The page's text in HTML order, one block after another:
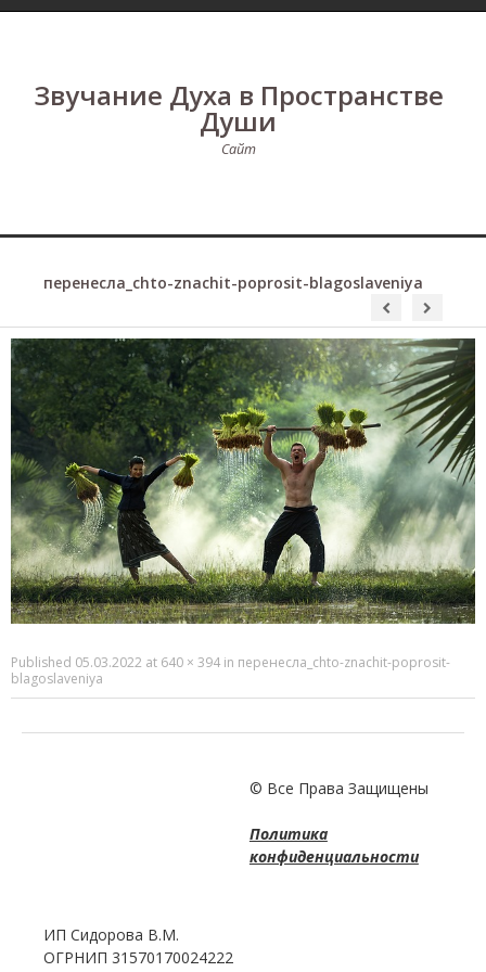
Звучание Духа в Пространстве
Души
Сайт
перенесла_chto-znachit-poprosit-blagoslaveniya
Published 05.03.2022 at 640 × 394 in перенесла_chto-znachit-poprosit-
blagoslaveniya
© Все Права Защищены
Политика
конфиденциальности
ИП Сидорова В.М.
ОГРНИП 31570170024222